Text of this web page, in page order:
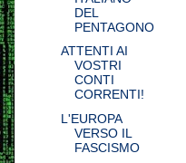
DEL
PENTAGONO
ATTENTI AI
VOSTRI
CONTI
CORRENTI!
L'EUROPA
VERSO IL
FASCISMO